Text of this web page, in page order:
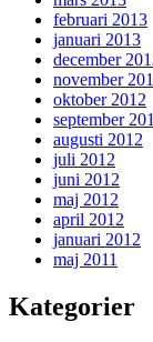
februari 2013
januari 2013
december
november
oktober 2012
september
augusti 2012
juli 2012
juni 2012
maj 2012
april 2012
januari 2012
maj 2011
Kategorier